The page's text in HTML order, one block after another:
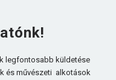
legfontosabb küldetése
és művészeti alkotások